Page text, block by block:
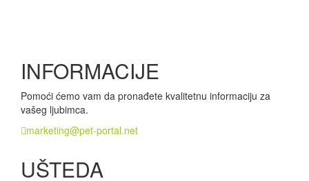
INFORMACIJE
Pomoći ćemo vam da pronađete kvalitetnu informaciju za
vašeg ljubimca.
marketing@pet-portal.net
UŠTEDA